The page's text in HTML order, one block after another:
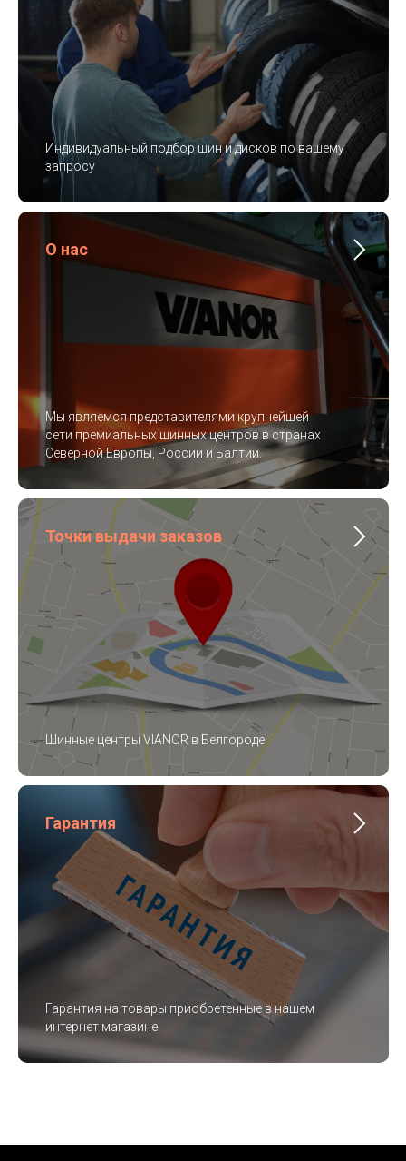
Индивидуальный подбор шин и дисков по вашему
запросу
О нас
Мы являемся представителями крупнейшей
сети премиальных шинных центров в странах
Северной Европы, России и Балтии.
Точки выдачи заказов
Шинные центры VIANOR в Белгороде
Гарантия
Гарантия на товары приобретенные в нашем
интернет магазине